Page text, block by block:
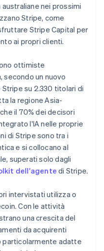
nei prossimi
Stripe, come
Stripe Capital per
ai propri clienti.
ottimiste
secondo un nuovo
su 2.330 titolari di
la regione Asia-
il 70% dei decisori
l'IA nelle proprie
di Stripe sono tra i
e si collocano al
superati solo dagli
dell'agente di Stripe.
intervistati utilizza o
Con le attività
una crescita del
da acquirenti
particolarmente adatte